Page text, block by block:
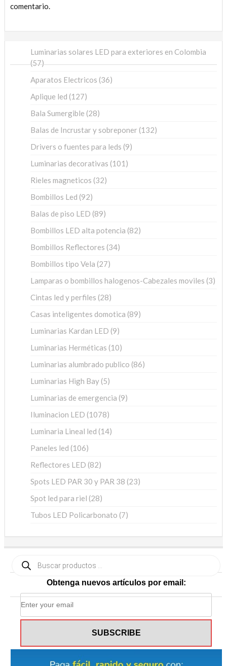
comentario.
Luminarias solares LED para exteriores en Colombia
5757
Aparatos Electricos 3636
Aplique led 127127
Bala Sumergible 2828
Balas de Incrustar y sobreponer 132132
Drivers o fuentes para leds 99
Luminarias decorativas 101 101
Rieles magneticos 3232
Bombillos Led 9292
Balas de piso LED 8989
Bombillos LED alta potencia 8282
Bombillos Reflectores 3434
Bombillos tipo Vela 2727
Lamparas o bombillos halogenos-Cabezales moviles 33
Cintas led y perfiles 2828
Casas inteligentes domotica 8989
Luminarias Kardan LED 99
Luminarias Herméticas 1010
Luminarias alumbrado publico 8686
Luminarias High Bay 55
Luminarias de emergencia 99
Iluminacion LED 10781078
Luminaria Lineal led 1414
Paneles led 106106
Reflectores LED 8282
Spots LED PAR 30 y PAR 38 2323
Spot led para riel 2828
Tubos LED Policarbonato 77
productos
Obtenga nuevos artículos por email: